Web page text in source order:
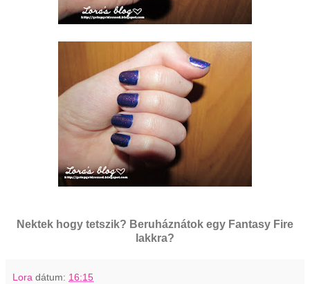
Nektek hogy tetszik? Beruháznátok egy Fantasy Fire
lakkra?
Lora dátum: 16:15